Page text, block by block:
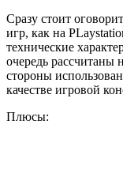
Сразу стоит
игр, как на
технические
очередь рассчитаны
стороны
качестве игровой
Плюсы: